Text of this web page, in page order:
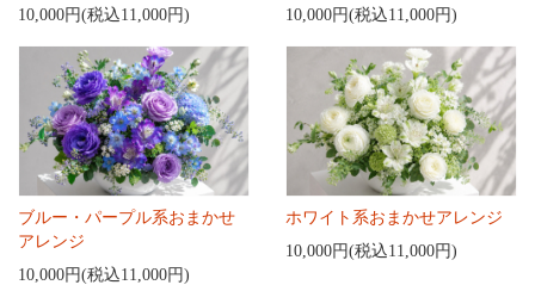
10,000円(税込11,000円)
10,000円(税込11,000円)
ブルー・パープル系おまかせ
アレンジ
10,000円(税込11,000円)
ホワイト系おまかせアレンジ
10,000円(税込11,000円)